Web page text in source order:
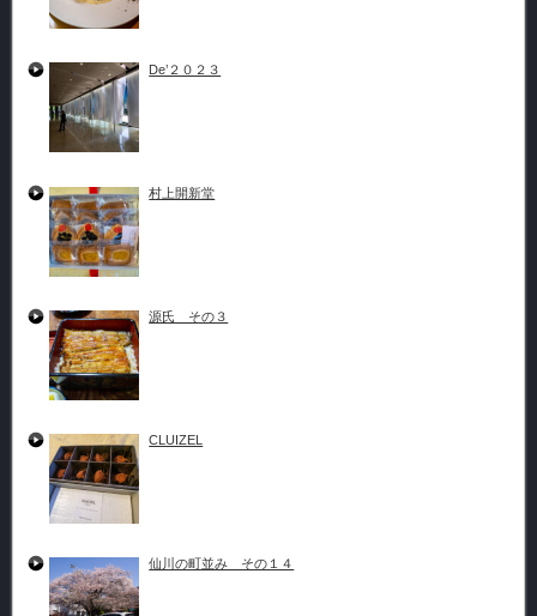
De’２０２３
村上開新堂
源氏 その３
CLUIZEL
仙川の町並み その１４